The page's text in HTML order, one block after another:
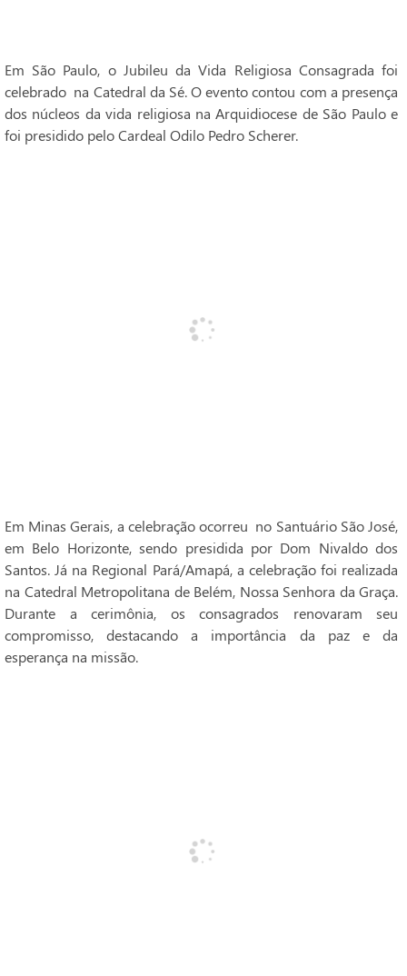
Em São Paulo, o Jubileu da Vida Religiosa Consagrada foi
celebrado na Catedral da Sé. O evento contou com a presença
dos núcleos da vida religiosa na Arquidiocese de São Paulo e
foi presidido pelo Cardeal Odilo Pedro Scherer.
Em Minas Gerais, a celebração ocorreu no Santuário São José,
em Belo Horizonte, sendo presidida por Dom Nivaldo dos
Santos. Já na Regional Pará/Amapá, a celebração foi realizada
na Catedral Metropolitana de Belém, Nossa Senhora da Graça.
Durante a cerimônia, os consagrados renovaram seu
compromisso, destacando a importância da paz e da
esperança na missão.